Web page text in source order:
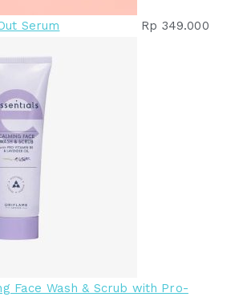
Serum Rp 349.000
Face Wash & Scrub with Pro-